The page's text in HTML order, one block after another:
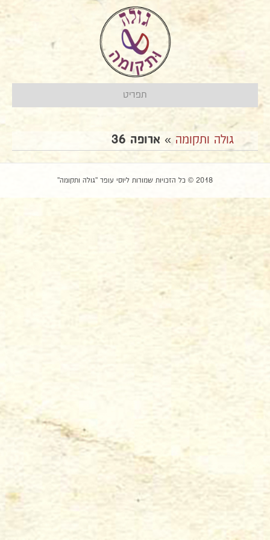
תפריט
גולה ותקומה » ארופה 36
2018 © כל הזכויות שמורות ליוסי עופר "גולה ותקומה"